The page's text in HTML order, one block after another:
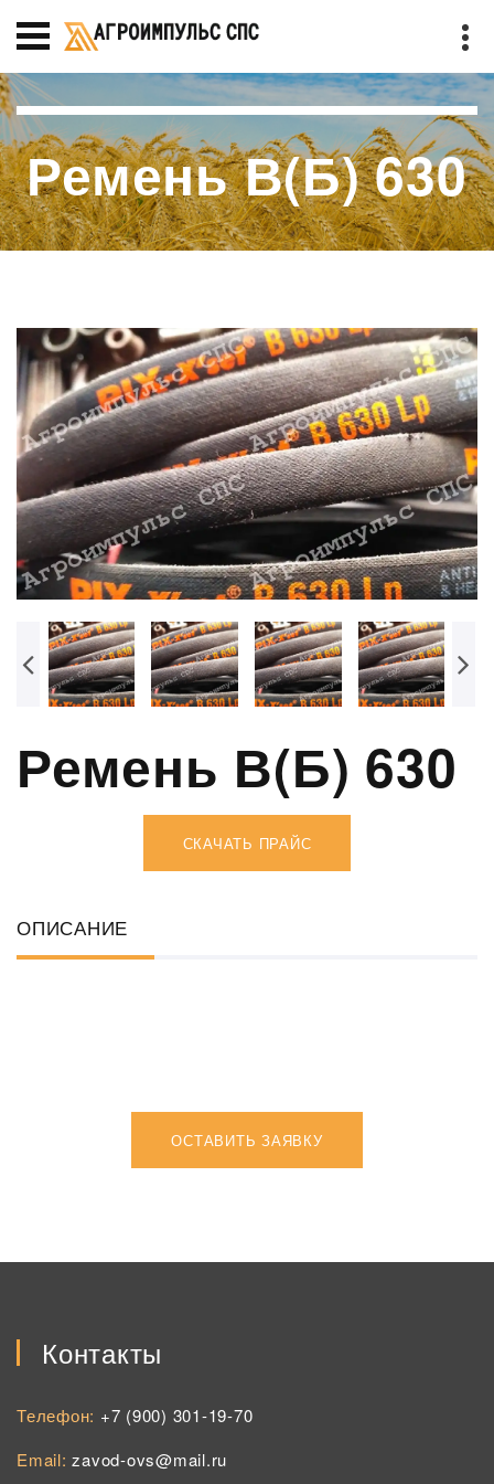
Ремень В(Б) 630
Ремень В(Б) 630
СКАЧАТЬ ПРАЙС
ОПИСАНИЕ
ОСТАВИТЬ ЗАЯВКУ
Контакты
Телефон: +7 (900) 301-19-70
Email:zavod-ovs@mail.ru